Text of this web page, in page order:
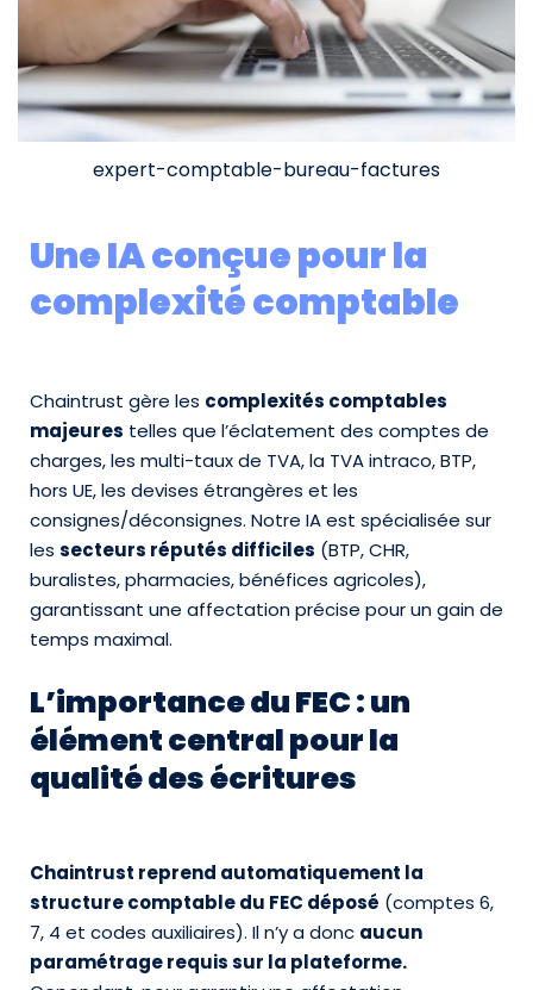
expert-comptable-bureau-factures
Une IA conçue pour la
complexité comptable
Chaintrust gère les complexités comptables
majeures telles que l’éclatement des comptes de
charges, les multi-taux de TVA, la TVA intraco, BTP,
hors UE, les devises étrangères et les
consignes/déconsignes. Notre IA est spécialisée sur
les secteurs réputés difficiles (BTP, CHR,
buralistes, pharmacies, bénéfices agricoles),
garantissant une affectation précise pour un gain de
temps maximal.
L’importance du FEC : un
élément central pour la
qualité des écritures
Chaintrust reprend automatiquement la
structure comptable du FEC déposé (comptes 6,
7, 4 et codes auxiliaires). Il n’y a donc aucun
paramétrage requis sur la plateforme.